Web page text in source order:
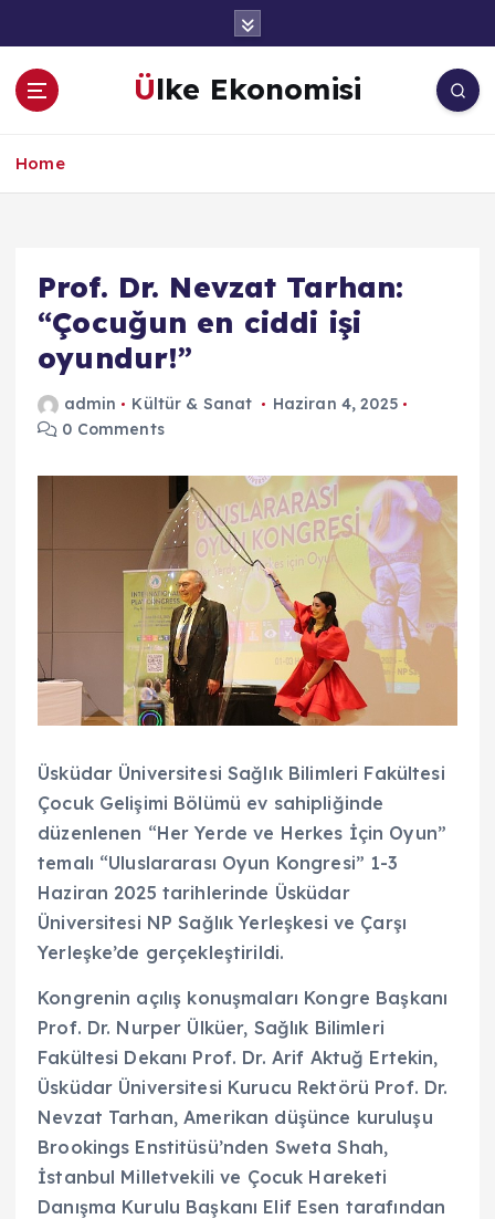
a
Ülke Ekonomisi
Home
Prof. Dr. Nevzat Tarhan:
“Çocuğun en ciddi işi
oyundur!”
admin Kültür & Sanat
Haziran 4, 2025
0 Comments
Üsküdar Üniversitesi Sağlık Bilimleri Fakültesi
Çocuk Gelişimi Bölümü ev sahipliğinde
düzenlenen “Her Yerde ve Herkes İçin Oyun”
temalı “Uluslararası Oyun Kongresi” 1-3
Haziran 2025 tarihlerinde Üsküdar
Üniversitesi NP Sağlık Yerleşkesi ve Çarşı
Yerleşke’de gerçekleştirildi.
Kongrenin açılış konuşmaları Kongre Başkanı
Prof. Dr. Nurper Ülküer, Sağlık Bilimleri
Fakültesi Dekanı Prof. Dr. Arif Aktuğ Ertekin,
Üsküdar Üniversitesi Kurucu Rektörü Prof. Dr.
Nevzat Tarhan, Amerikan düşünce kuruluşu
Brookings Enstitüsü’nden Sweta Shah,
İstanbul Milletvekili ve Çocuk Hareketi
Danışma Kurulu Başkanı Elif Esen tarafından